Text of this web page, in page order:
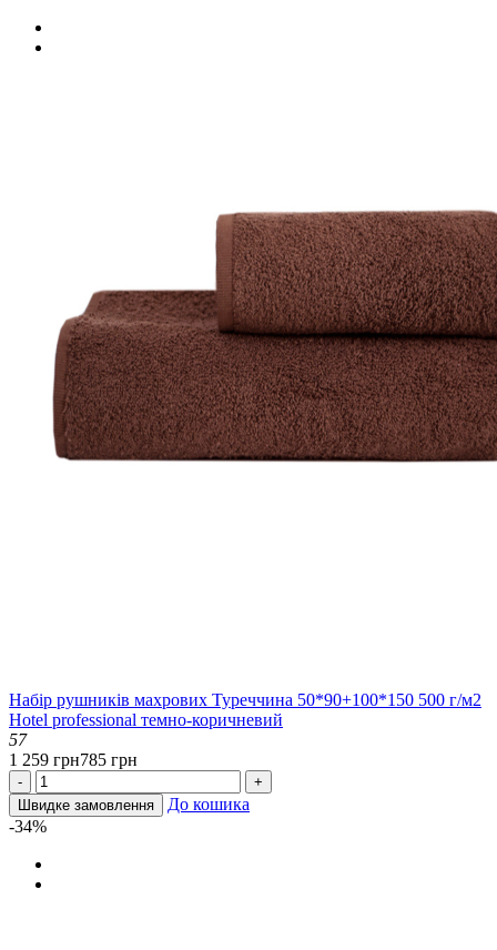
Набір рушників махрових Туреччина 50*90+100*150 500 г/м2
Hotel professional темно-коричневий
57
1 259 грн785 грн
-
+
Швидке замовлення
До кошика
-34%